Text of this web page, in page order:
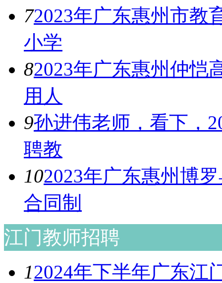
72023年广东惠州市教
小学
82023年广东惠州仲恺
用人
9孙进伟老师，看下，
聘教
102023年广东惠州博
合同制
江门教师招聘
12024年下半年广东江